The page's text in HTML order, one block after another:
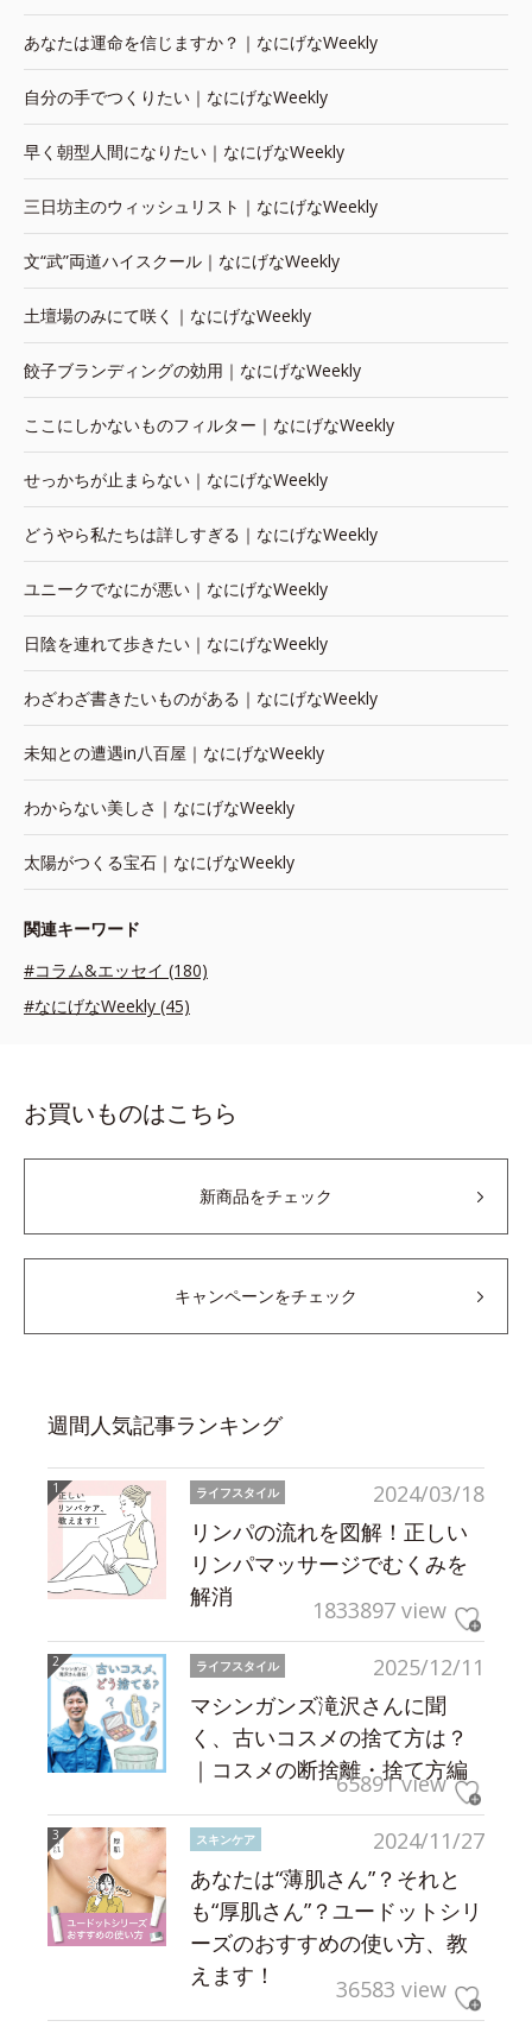
あなたは運命を信じますか？｜なにげなWeekly
自分の手でつくりたい｜なにげなWeekly
早く朝型人間になりたい｜なにげなWeekly
三日坊主のウィッシュリスト｜なにげなWeekly
文“武”両道ハイスクール｜なにげなWeekly
土壇場のみにて咲く｜なにげなWeekly
餃子ブランディングの効用｜なにげなWeekly
ここにしかないものフィルター｜なにげなWeekly
せっかちが止まらない｜なにげなWeekly
どうやら私たちは詳しすぎる｜なにげなWeekly
ユニークでなにが悪い｜なにげなWeekly
日陰を連れて歩きたい｜なにげなWeekly
わざわざ書きたいものがある｜なにげなWeekly
未知との遭遇in八百屋｜なにげなWeekly
わからない美しさ｜なにげなWeekly
太陽がつくる宝石｜なにげなWeekly
関連キーワード
#コラム&エッセイ (180)
#なにげなWeekly (45)
お買いものはこちら
新商品をチェック
キャンペーンをチェック
週間人気記事ランキング
2024/03/18
ライフスタイル
リンパの流れを図解！正しい
リンパマッサージでむくみを
解消
1833897 view
2025/12/11
ライフスタイル
マシンガンズ滝沢さんに聞
く、古いコスメの捨て方は？
｜コスメの断捨離・捨て方編
65891 view
2024/11/27
スキンケア
あなたは“薄肌さん”？それと
も“厚肌さん”？ユードットシリ
ーズのおすすめの使い方、教
えます！
36583 view